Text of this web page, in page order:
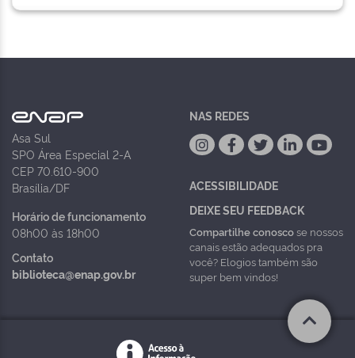
Asa Sul
SPO Área Especial 2-A
CEP 70.610-900
Brasília/DF
Horário de funcionamento
08h00 às 18h00
Contato
biblioteca@enap.gov.br
NAS REDES
ACESSIBILIDADE
DEIXE SEU FEEDBACK
Compartilhe conoscose nossos
canais estão adequados pra
você? Elogios também são
super bem vindos!